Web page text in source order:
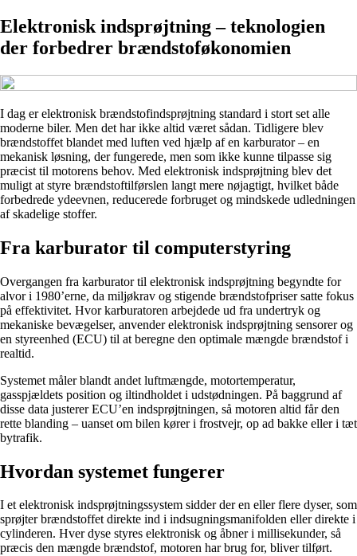
Elektronisk indsprøjtning – teknologien
der forbedrer brændstoføkonomien
I dag er elektronisk brændstofindsprøjtning standard i stort set alle
moderne biler. Men det har ikke altid været sådan. Tidligere blev
brændstoffet blandet med luften ved hjælp af en karburator – en
mekanisk løsning, der fungerede, men som ikke kunne tilpasse sig
præcist til motorens behov. Med elektronisk indsprøjtning blev det
muligt at styre brændstoftilførslen langt mere nøjagtigt, hvilket både
forbedrede ydeevnen, reducerede forbruget og mindskede udledningen
af skadelige stoffer.
Fra karburator til computerstyring
Overgangen fra karburator til elektronisk indsprøjtning begyndte for
alvor i 1980’erne, da miljøkrav og stigende brændstofpriser satte fokus
på effektivitet. Hvor karburatoren arbejdede ud fra undertryk og
mekaniske bevægelser, anvender elektronisk indsprøjtning sensorer og
en styreenhed (ECU) til at beregne den optimale mængde brændstof i
realtid.
Systemet måler blandt andet luftmængde, motortemperatur,
gasspjældets position og iltindholdet i udstødningen. På baggrund af
disse data justerer ECU’en indsprøjtningen, så motoren altid får den
rette blanding – uanset om bilen kører i frostvejr, op ad bakke eller i tæt
bytrafik.
Hvordan systemet fungerer
I et elektronisk indsprøjtningssystem sidder der en eller flere dyser, som
sprøjter brændstoffet direkte ind i indsugningsmanifolden eller direkte i
cylinderen. Hver dyse styres elektronisk og åbner i millisekunder, så
præcis den mængde brændstof, motoren har brug for, bliver tilført.